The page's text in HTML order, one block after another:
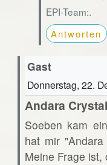
EPI-Team:.
Antworten
Gast
Donnerstag, 22.
Andara
Soeben kam
hat mir
Meine Frage